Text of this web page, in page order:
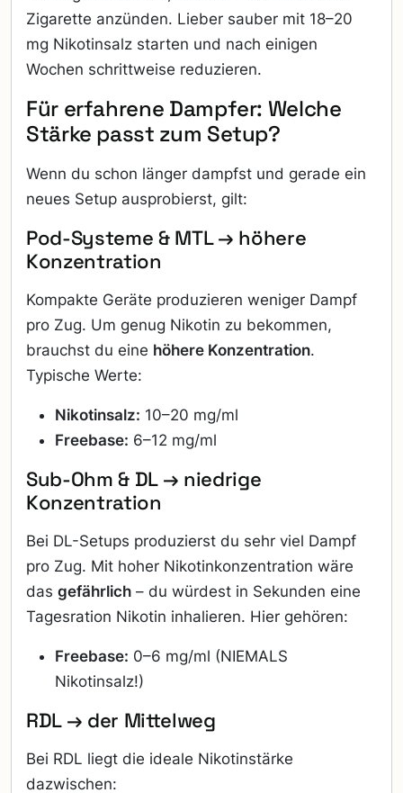
Zigarette anzünden. Lieber sauber mit 18–20
mg Nikotinsalz starten und nach einigen
Wochen schrittweise reduzieren.
Für erfahrene Dampfer: Welche
Stärke passt zum Setup?
Wenn du schon länger dampfst und gerade ein
neues Setup ausprobierst, gilt:
Pod-Systeme & MTL → höhere
Konzentration
Kompakte Geräte produzieren weniger Dampf
pro Zug. Um genug Nikotin zu bekommen,
brauchst du eine höhere Konzentration.
Typische Werte:
Nikotinsalz: 10–20 mg/ml
Freebase: 6–12 mg/ml
Sub-Ohm & DL → niedrige
Konzentration
Bei DL-Setups produzierst du sehr viel Dampf
pro Zug. Mit hoher Nikotinkonzentration wäre
das gefährlich – du würdest in Sekunden eine
Tagesration Nikotin inhalieren. Hier gehören:
Freebase: 0–6 mg/ml (NIEMALS
Nikotinsalz!)
RDL → der Mittelweg
Bei RDL liegt die ideale Nikotinstärke
dazwischen: